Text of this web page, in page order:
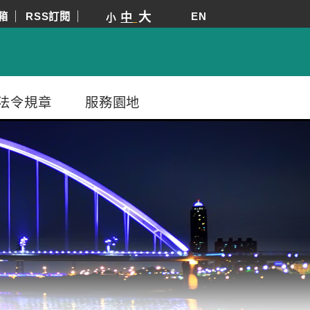
RSS訂閱 小 中 大 EN
令規章 服務園地